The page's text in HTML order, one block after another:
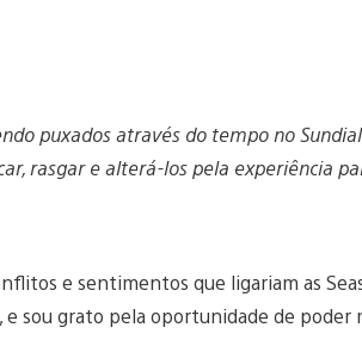
puxados através do tempo no
rasgar e alterá-los pela experiência
e sentimentos que ligariam as
e sou grato pela oportunidade de